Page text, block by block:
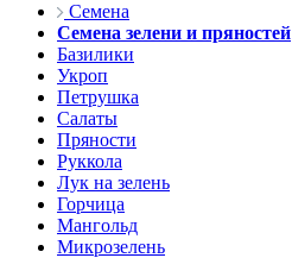
Семена
Семена зелени и пряностей
Базилики
Укроп
Петрушка
Салаты
Пряности
Руккола
Лук на зелень
Горчица
Мангольд
Микрозелень